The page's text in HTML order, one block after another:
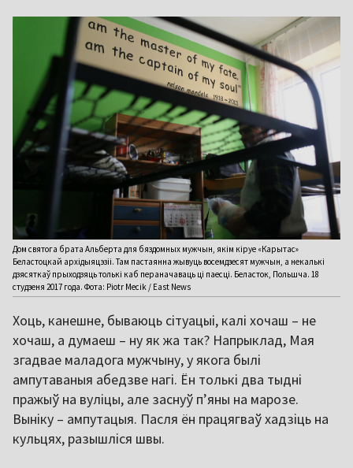
Дом святога брата Альберта для бяздомных мужчын, якім кіруе «Карытас»
Беластоцкай архідыяцэзіі. Там пастаянна жывуць восемдзесят мужчын, а некалькі
дзясяткаў прыходзяць толькі каб пераначаваць ці паесці. Беласток, Польшча. 18
студзеня 2017 года. Фота: Piotr Mecik / East News
Хоць, канешне, бываюць сітуацыі, калі хочаш – не
хочаш, а думаеш – ну як жа так? Напрыклад, Мая
згадвае маладога мужчыну, у якога былі
ампутаваныя абедзве нагі. Ён толькі два тыдні
пражыў на вуліцы, але заснуў п’яны на марозе.
Выніку – ампутацыя. Пасля ён працягваў хадзіць на
кульцях, разышліся швы.